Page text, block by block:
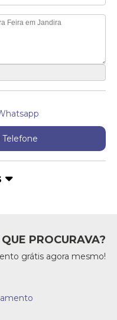
PROCURAVA?
grátis agora mesmo!